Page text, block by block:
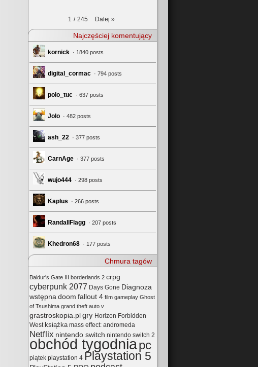
1 / 245 Dalej »
Najczęściej komentujący
kornick · 1840 posts
digital_cormac · 794 posts
polo_tuc · 637 posts
Jolo · 482 posts
ash_22 · 377 posts
CarnAge · 377 posts
wujo444 · 298 posts
Kaplus · 266 posts
RandallFlagg · 207 posts
Khedron68 · 177 posts
Chmura tagów
Baldur's Gate III borderlands 2 crpg
cyberpunk 2077 Days Gone Diagnoza
wstępnadoom fallout 4 film gameplay Ghost
of Tsushima grand theft auto v
grastroskopia.pl gry Horizon Forbidden
West książka mass effect: andromeda
Netflix nintendo switch nintendo switch 2
obchód tygodniapc
piątek playstation 4 Playstation 5